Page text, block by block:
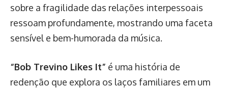
sobre a fragilidade das relações interpessoais
ressoam profundamente, mostrando uma faceta
sensível e bem-humorada da música.
“Bob Trevino Likes It” é uma história de
redenção que explora os laços familiares em um